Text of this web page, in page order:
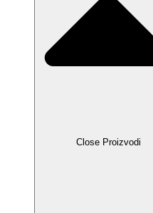
Close Proizvodi